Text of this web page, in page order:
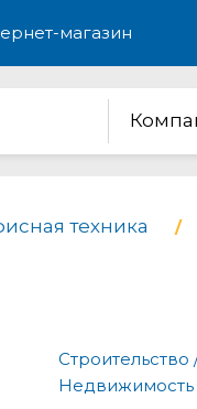
магазин
техника
Строительство
Недвижимость